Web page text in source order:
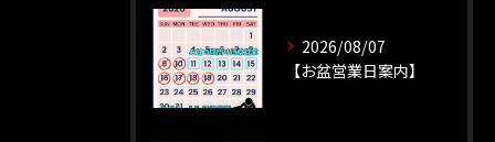
2026/08/07
【お盆営業日案内】